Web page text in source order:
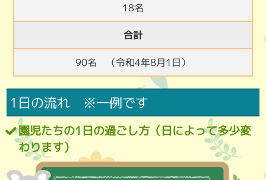
18名
合計
90名 （令和4年8月1日）
1日の流れ ※一例です
園児たちの1日の過ごし方（日によって多少変
わります）